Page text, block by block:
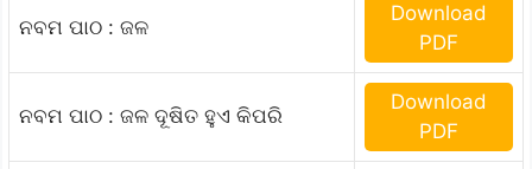
ନବମ ପାଠ : ଜଳ
Download
PDF
ନବମ ପାଠ : ଜଳ ଦୂଷିତ ହୁଏ କିପରି
Download
PDF